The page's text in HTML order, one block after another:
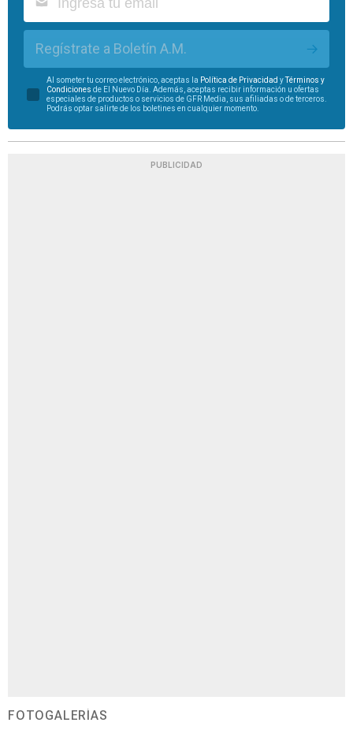
Regístrate a Boletín A.M.
Al someter tu correo electrónico, aceptas la Política de Privacidad yTérminos y
Condiciones de El Nuevo Día. Además, aceptas recibir información u ofertas
especiales de productos o servicios de GFR Media, sus afiliadas o de terceros.
Podrás optar salirte de los boletines en cualquier momento.
PUBLICIDAD
FOTOGALERÍAS